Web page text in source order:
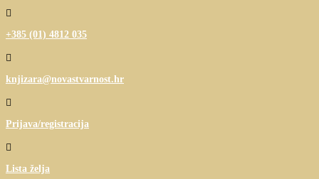

+385 (01) 4812 035

knjizara@novastvarnost.hr

Prijava/registracija

Lista želja